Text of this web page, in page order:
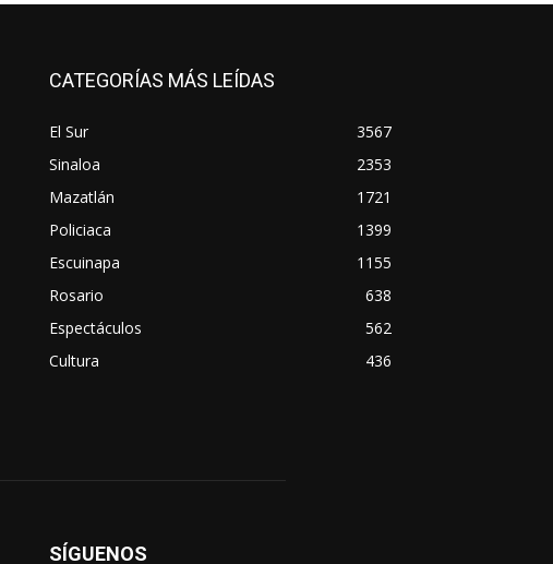
CATEGORÍAS MÁS LEÍDAS
El Sur
3567
Sinaloa
2353
Mazatlán
1721
Policiaca
1399
Escuinapa
1155
Rosario
638
Espectáculos
562
Cultura
436
SÍGUENOS